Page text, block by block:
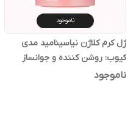
ناموجود
ژل کرم کلاژن نیاسینامید مدی
کیوب: روشن کننده و جوانساز
ناموجود